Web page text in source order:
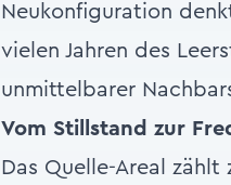
Neukonfiguration
vielen Jahren des
unmittelbarer
Vom Stillstand zur
Das Quelle-Areal